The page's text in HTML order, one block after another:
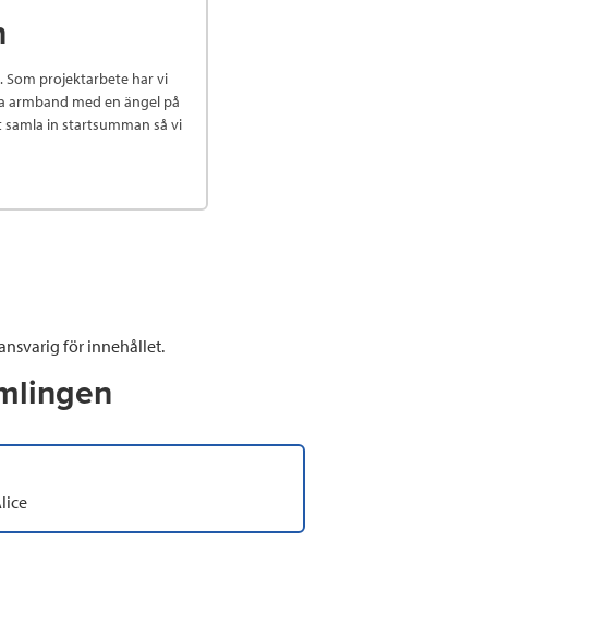
Som projektarbete har vi
armband med en ängel på
in startsumman så vi
för innehållet.